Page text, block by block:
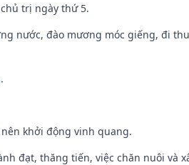
trị ngày thứ 5.
nước, đào mương móc giếng, đi
khởi động vinh quang.
đạt, thăng tiến, việc chăn nuôi và